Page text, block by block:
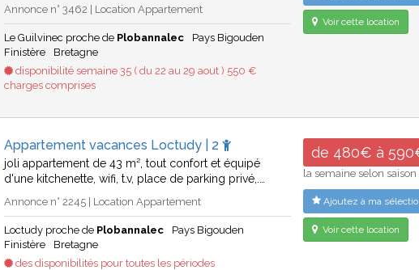
Annonce n° 3462 | Location Appartement
Le Guilvinec proche de Plobannalec
Pays Bigouden
Finistère
Bretagne
disponibilité semaine 35 ( du 22 au 29 aout ) 550 €
charges comprises
Voir cette location
Appartement vacances Loctudy | 2
joli appartement de 43 m², tout confort et équipé
d'une kitchenette, wifi, t.v, place de parking privé,.…
Annonce n° 2245 | Location Appartement
Loctudy proche de Plobannalec
Pays Bigouden
Finistère
Bretagne
des disponibilités pour toutes les périodes
de 480€ à
la semaine selon saison
Ajoutez à ma
Voir cette location